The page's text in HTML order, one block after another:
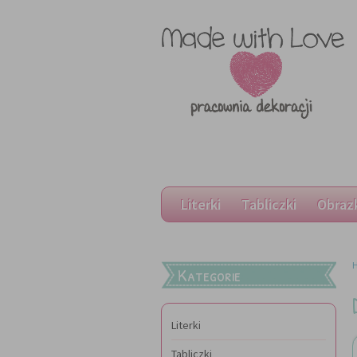
Literki Tabliczki
Kategorie
Literki
Tabliczki